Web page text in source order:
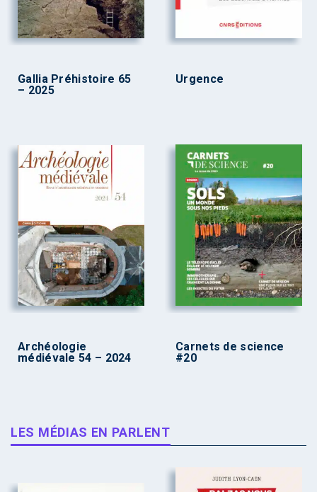
Gallia Préhistoire 65
– 2025
Urgence
Archéologie
médiévale 54 – 2024
Carnets de science
#20
LES MÉDIAS EN PARLENT